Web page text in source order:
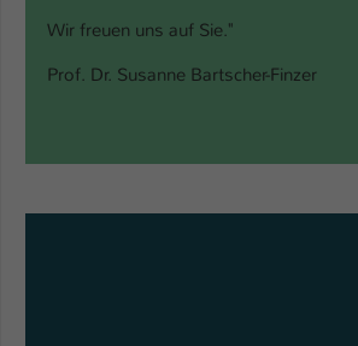
Wir freuen uns auf Sie."
Prof. Dr. Susanne Bartscher-Finzer